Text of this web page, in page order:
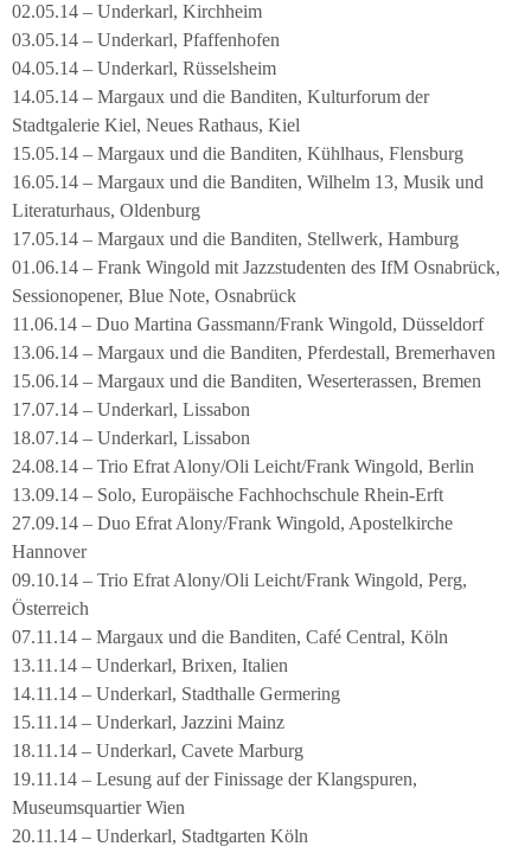
02.05.14 – Underkarl, Kirchheim
03.05.14 – Underkarl, Pfaffenhofen
04.05.14 – Underkarl, Rüsselsheim
14.05.14 – Margaux und die Banditen, Kulturforum der
Stadtgalerie Kiel, Neues Rathaus, Kiel
15.05.14 – Margaux und die Banditen, Kühlhaus, Flensburg
16.05.14 – Margaux und die Banditen, Wilhelm 13, Musik und
Literaturhaus, Oldenburg
17.05.14 – Margaux und die Banditen, Stellwerk, Hamburg
01.06.14 – Frank Wingold mit Jazzstudenten des IfM Osnabrück,
Sessionopener, Blue Note, Osnabrück
11.06.14 – Duo Martina Gassmann/Frank Wingold, Düsseldorf
13.06.14 – Margaux und die Banditen, Pferdestall, Bremerhaven
15.06.14 – Margaux und die Banditen, Weserterassen, Bremen
17.07.14 – Underkarl, Lissabon
18.07.14 – Underkarl, Lissabon
24.08.14 – Trio Efrat Alony/Oli Leicht/Frank Wingold, Berlin
13.09.14 – Solo, Europäische Fachhochschule Rhein-Erft
27.09.14 – Duo Efrat Alony/Frank Wingold, Apostelkirche
Hannover
09.10.14 – Trio Efrat Alony/Oli Leicht/Frank Wingold, Perg,
Österreich
07.11.14 – Margaux und die Banditen, Café Central, Köln
13.11.14 – Underkarl, Brixen, Italien
14.11.14 – Underkarl, Stadthalle Germering
15.11.14 – Underkarl, Jazzini Mainz
18.11.14 – Underkarl, Cavete Marburg
19.11.14 – Lesung auf der Finissage der Klangspuren,
Museumsquartier Wien
20.11.14 – Underkarl, Stadtgarten Köln